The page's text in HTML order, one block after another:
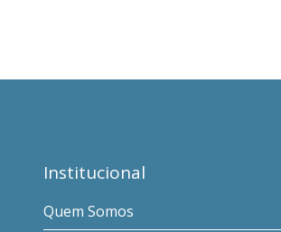
Institucional
Quem Somos